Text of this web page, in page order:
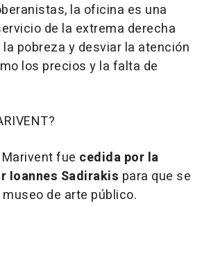
la oficina es una
de la extrema derecha
pobreza y desviar la atención
los precios y la falta de
fue cedida por la
Ioannes Sadirakis para que se
de arte público.